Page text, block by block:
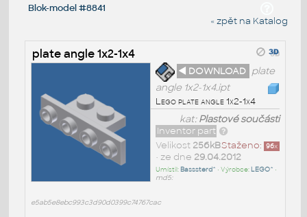
Blok-model #8841
« zpět na Katalog
plate angle 1x2-1x4
◄ DOWNLOAD plate
angle 1x2-1x4.ipt
Lego plate angle 1x2-1x4
kat:Plastové součásti
Inventor part
Staženo: 96x
Velikost 256kB
• ze dne 29.04.2012
Umístil: Basssterd^ • Výrobce: LEGO^ •
md5:
e5ab5e8ebc993c3d90d0399c74767cac